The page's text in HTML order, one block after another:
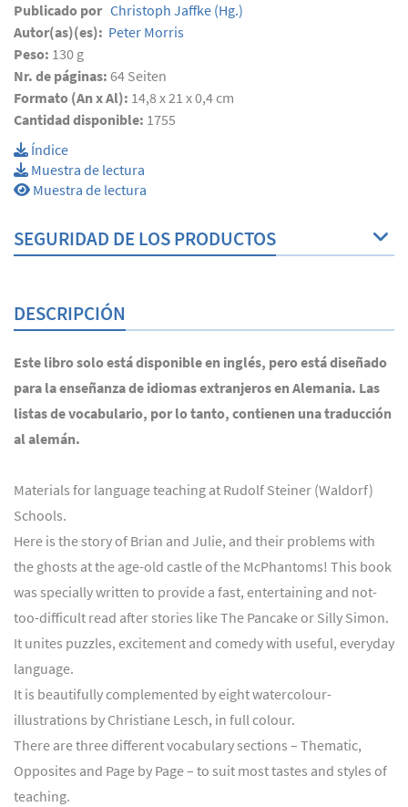
Publicado por Christoph Jaffke (Hg.)
Autor(as)(es): Peter Morris
Peso: 130 g
Nr. de páginas: 64 Seiten
Formato (An x Al): 14,8 x 21 x 0,4 cm
Cantidad disponible: 1755
Índice
Muestra de lectura
Muestra de lectura
SEGURIDAD DE LOS PRODUCTOS
DESCRIPCIÓN
Este libro solo está disponible en inglés, pero está diseñado
para la enseñanza de idiomas extranjeros en Alemania. Las
listas de vocabulario, por lo tanto, contienen una traducción
al alemán.
Materials for language teaching at Rudolf Steiner (Waldorf)
Schools.
Here is the story of Brian and Julie, and their problems with
the ghosts at the age-old castle of the McPhantoms! This book
was specially written to provide a fast, entertaining and not-
too-difficult read after stories like The Pancake or Silly Simon.
It unites puzzles, excitement and comedy with useful, everyday
language.
It is beautifully complemented by eight watercolour-
illustrations by Christiane Lesch, in full colour.
There are three different vocabulary sections – Thematic,
Opposites and Page by Page – to suit most tastes and styles of
teaching.